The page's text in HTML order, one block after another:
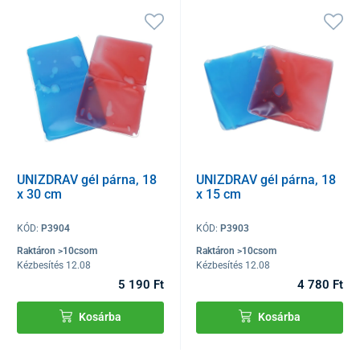
UNIZDRAV gél párna, 18
x 30 cm
KÓD: P3904
Raktáron >10csom
Kézbesítés 12.08
5 190 Ft
Kosárba
UNIZDRAV gél párna, 18
x 15 cm
KÓD:P3903
Raktáron >10csom
Kézbesítés 12.08
4 780 Ft
Kosárba